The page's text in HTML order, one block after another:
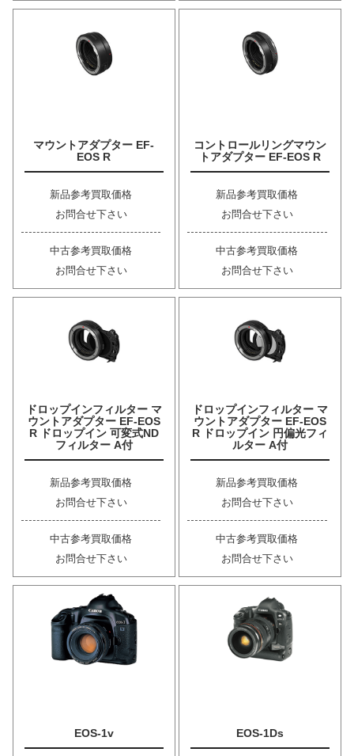
マウントアダプター EF-
EOS R
新品参考買取価格
お問合せ下さい
中古参考買取価格
お問合せ下さい
コントロールリングマウン
トアダプター EF-EOS R
新品参考買取価格
お問合せ下さい
中古参考買取価格
お問合せ下さい
ドロップインフィルター マ
ウントアダプター EF-EOS
R ドロップイン 可変式ND
フィルター A付
新品参考買取価格
お問合せ下さい
中古参考買取価格
お問合せ下さい
ドロップインフィルター マ
ウントアダプター EF-EOS
R ドロップイン 円偏光フィ
ルター A付
新品参考買取価格
お問合せ下さい
中古参考買取価格
お問合せ下さい
EOS-1v EOS-1Ds